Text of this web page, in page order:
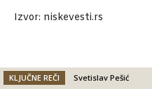
Izvor: niskevesti.rs
KLJUČNE REČI Svetislav Pešić